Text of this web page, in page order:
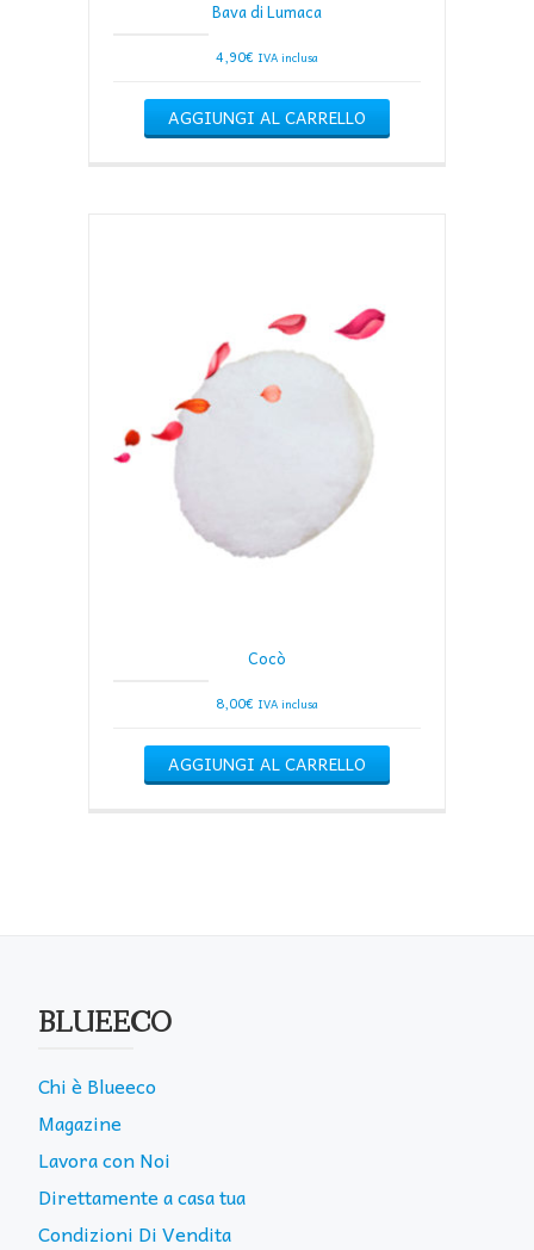
Bava di Lumaca
4,90€ IVA inclusa
AGGIUNGI AL CARRELLO
Cocò
8,00€ IVA inclusa
AGGIUNGI AL CARRELLO
BLUEECO
Chi è Blueeco
Magazine
Lavora con Noi
Direttamente a casa tua
Condizioni Di Vendita